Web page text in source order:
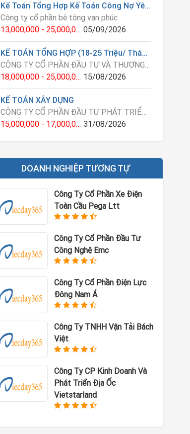
Kế Toán Tổng Hợp Kế Toán Công Nợ Yêu Cầu Kinh Nghiệm 3 Năm Ở Vạn Phúc Hà Đông
Công ty cổ phần bê tông vạn phúc
13,000,000 - 25,000,000 VNĐ 05/09/2026
KẾ TOÁN TỔNG HỢP (18-25 Triệu/ Tháng)
CÔNG TY CỔ PHẦN ĐẦU TƯ VÀ THƯƠNG MẠI THẾ NAM
18,000,000 - 25,000,000 VNĐ 15/08/2026
KẾ TOÁN XÂY DỰNG
CÔNG TY CỔ PHẦN ĐẦU TƯ PHÁT TRIỂN AN PHÚC VINH
15,000,000 - 17,000,000 VNĐ 31/08/2026
DOANH NGHIỆP TƯƠNG TỰ
Công Ty Cổ Phần Xe Điện
Toàn Cầu Pega Ltt
Công Ty Cổ Phần Đầu Tư
Công Nghệ Emc
Công Ty Cổ Phần Điện Lực
Đông Nam Á
Công Ty TNHH Vận Tải Bách
Việt
Công Ty CP Kinh Doanh Và
Phát Triển Địa Ốc
Vietstarland